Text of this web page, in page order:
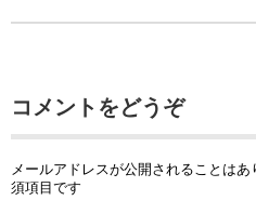
コメントをどうぞ
メールアドレスが公開されることはあ
須項目です